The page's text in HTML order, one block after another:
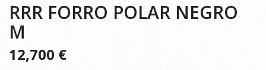
RRR FORRO POLAR NEGRO
M
12,700 €